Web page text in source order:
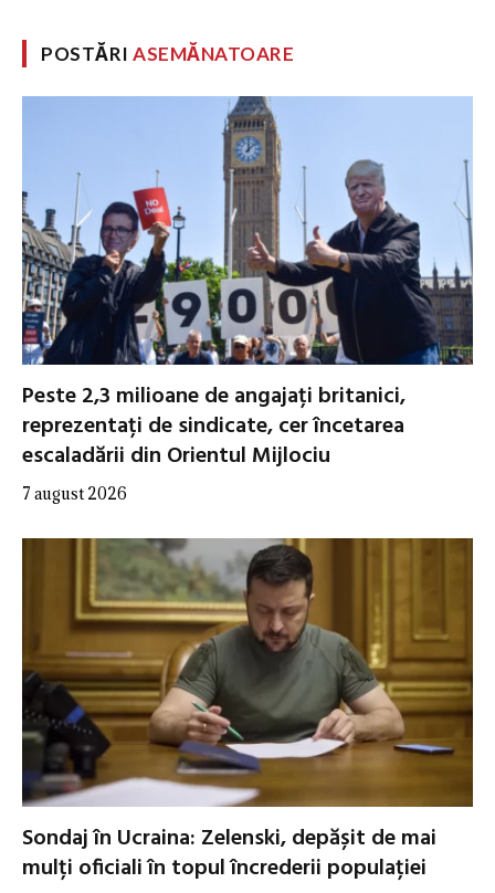
POSTĂRIASEMĂNATOARE
Peste 2,3 milioane de angajați britanici,
reprezentați de sindicate, cer încetarea
escaladării din Orientul Mijlociu
7 august 2026
Sondaj în Ucraina: Zelenski, depășit de mai
mulți oficiali în topul încrederii populației